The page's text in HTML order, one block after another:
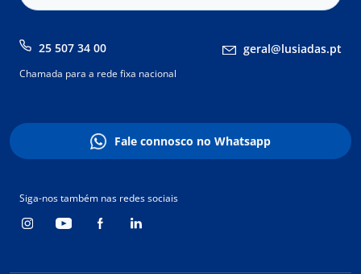
25 507 34 00 geral@lusiadas.pt
Chamada para a rede fixa nacional
Fale connosco no Whatsapp
Siga-nos também nas redes sociais